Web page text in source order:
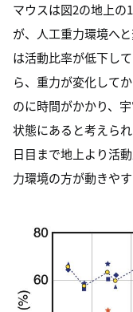
マウスは図2の地上の
が、人工重力環境へ
は活動比率が低下し
ら、重力が変化して
のに時間がかかり、
状態にあると考えら
日目まで地上より活
力環境の方が動きや